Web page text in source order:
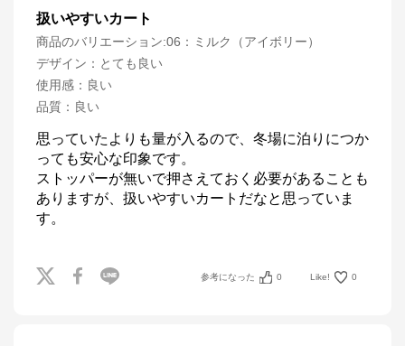
扱いやすいカート
商品のバリエーション:06：ミルク（アイボリー）
デザイン ： とても良い
使用感 ： 良い
品質 ： 良い
思っていたよりも量が入るので、冬場に泊りにつか
っても安心な印象です。
ストッパーが無いで押さえておく必要があることも
ありますが、扱いやすいカートだなと思っていま
参考になった 0 Like! 0